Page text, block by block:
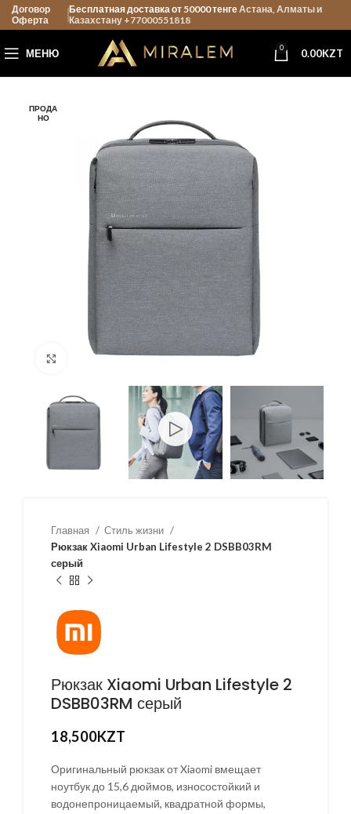
Договор
Оферта
Бесплатная доставка от 50000 тенгеАстана, Алматы и
Казахстану +77000551818
МЕНЮ 0 0.00KZT
ПРОДА
НО
Нажмите, чтобы увеличить
Главная
Стиль жизни
Рюкзак Xiaomi Urban Lifestyle 2 DSBB03RM
серый
Рюкзак Xiaomi Urban Lifestyle 2
DSBB03RM серый
18,500KZT
Оригинальный рюкзак от Xiaomi вмещает
ноутбук до 15,6 дюймов, износостойкий и
водонепроницаемый, квадратной формы,